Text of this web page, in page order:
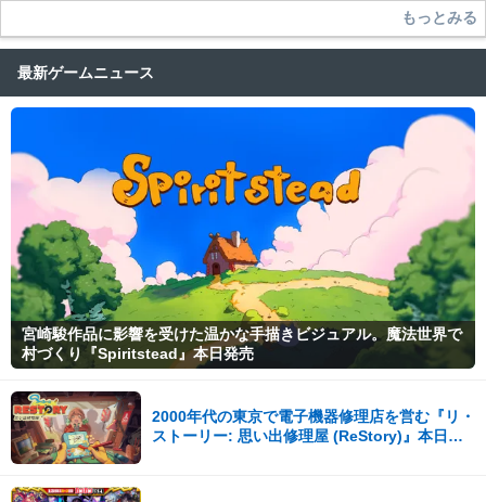
った場合は、法的措置をとらせていただく場合もございますので、あら
もっとみる
最新ゲームニュース
宮崎駿作品に影響を受けた温かな手描きビジュアル。魔法世界で
村づくり『Spiritstead』本日発売
2000年代の東京で電子機器修理店を営む『リ・
ストーリー: 思い出修理屋 (ReStory)』本日